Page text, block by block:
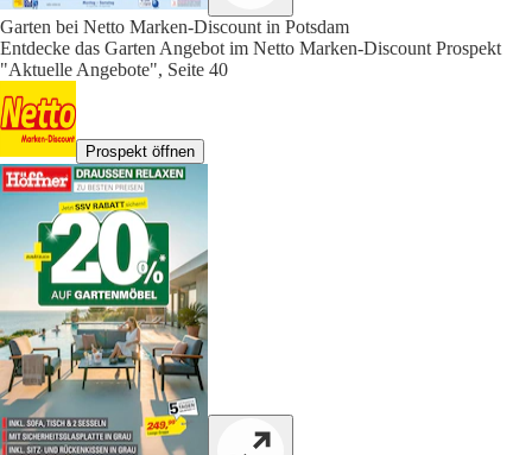
Garten bei Netto Marken-Discount in Potsdam
Entdecke das Garten Angebot im Netto Marken-Discount Prospekt
"Aktuelle Angebote", Seite 40
Prospekt öffnen